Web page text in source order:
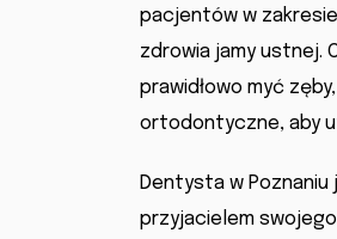
pacjentów w
zdrowia jamy ustnej.
prawidłowo myć
ortodontyczne, aby
Dentysta w
przyjacielem